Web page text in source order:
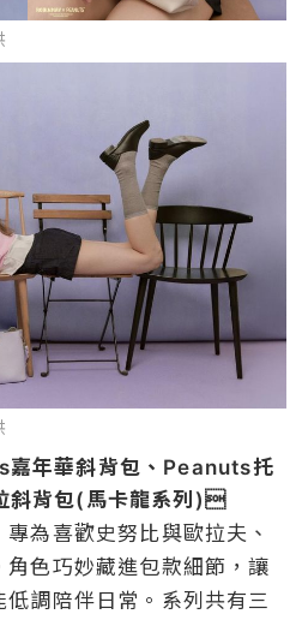
嘉年華斜背包、Peanuts托
斜背包(馬卡龍系列)
為喜歡史努比與歐拉夫、
色巧妙藏進包款細節，讓
調陪伴日常。系列共有三